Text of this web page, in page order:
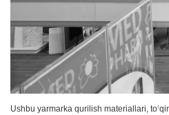
Ushbu yarmarka qurilish materiallari,